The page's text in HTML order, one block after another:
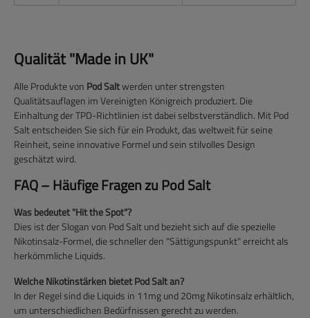
Qualität "Made in UK"
Alle Produkte von Pod Saltwerden unter strengsten
Qualitätsauflagen im Vereinigten Königreich produziert. Die
Einhaltung der TPD-Richtlinien ist dabei selbstverständlich. Mit Pod
Salt entscheiden Sie sich für ein Produkt, das weltweit für seine
Reinheit, seine innovative Formel und sein stilvolles Design
geschätzt wird.
FAQ – Häufige Fragen zu Pod Salt
Was bedeutet "Hit the Spot"?
Dies ist der Slogan von Pod Salt und bezieht sich auf die spezielle
Nikotinsalz-Formel, die schneller den "Sättigungspunkt" erreicht als
herkömmliche Liquids.
Welche Nikotinstärken bietet Pod Salt an?
In der Regel sind die Liquids in 11mg und 20mg Nikotinsalz erhältlich,
um unterschiedlichen Bedürfnissen gerecht zu werden.